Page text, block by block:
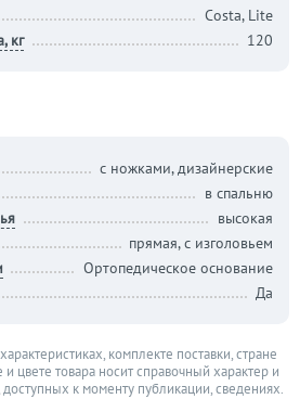
Costa, Lite
кг
120
с ножками, дизайнерские
в спальню
высокая
прямая, с изголовьем
Ортопедическое основание
Да
комплекте поставки, стране
цвете товара носит справочный характер и
к моменту публикации, сведениях.